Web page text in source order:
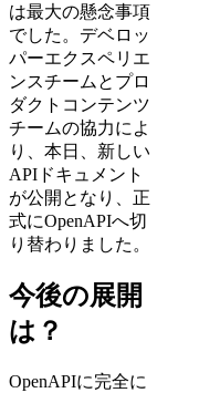
は最大の懸念事項
でした。デベロッ
パーエクスペリエ
ンスチームとプロ
ダクトコンテンツ
チームの協力によ
り、本日、新しい
APIドキュメント
が公開となり、正
式にOpenAPIへ切
り替わりました。
今後の展開
は？
OpenAPIに完全に